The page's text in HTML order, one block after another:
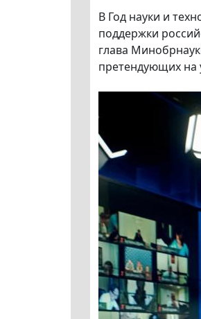
В Год науки и
поддержки
глава
претендующих на